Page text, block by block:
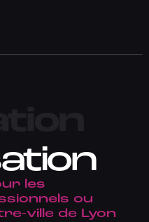
les
ou
ville de Lyon